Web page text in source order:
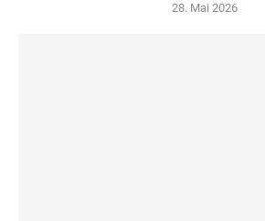
28. Mai 2026